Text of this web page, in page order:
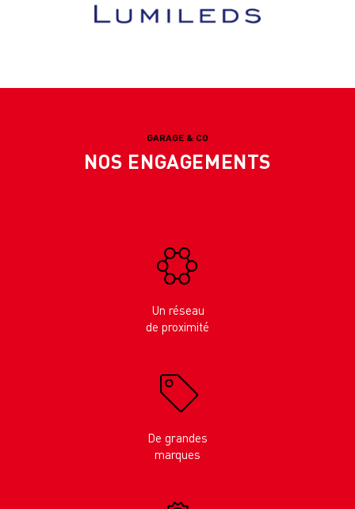
GARAGE & CO
NOS ENGAGEMENTS
Un réseau
de proximité
De grandes
marques